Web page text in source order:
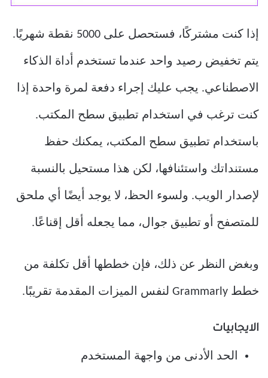
إذا كنت مشتركًا، فستحصل على 5000 نقطة شهريًا.
يتم تخفيض رصيد واحد عندما تستخدم أداة الذكاء
الاصطناعي. يجب عليك إجراء دفعة لمرة واحدة إذا
كنت ترغب في استخدام تطبيق سطح المكتب.
باستخدام تطبيق سطح المكتب، يمكنك حفظ
مستنداتك واستئنافها، لكن هذا مستحيل بالنسبة
لإصدار الويب. ولسوء الحظ، لا يوجد أيضًا أي ملحق
للمتصفح أو تطبيق جوال، مما يجعله أقل إقناعًا.
وبغض النظر عن ذلك، فإن خططها أقل تكلفة من
خطط Grammarly لنفس الميزات المقدمة تقريبًا.
الايجابيات
الحد الأدنى من واجهة المستخدم